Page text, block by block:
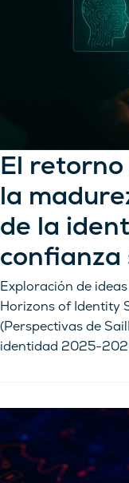
El
la
de la
confianza
Exploración de
Horizons of Identity
(Perspectivas de
identidad 2025-